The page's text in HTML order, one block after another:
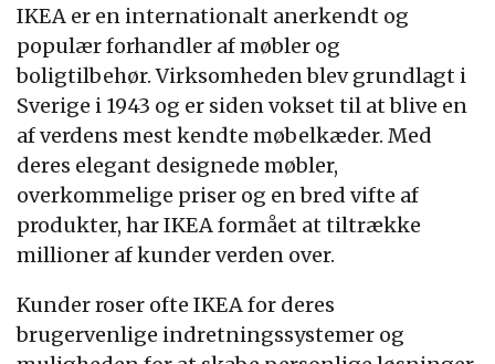
IKEA er en internationalt anerkendt og
populær forhandler af møbler og
boligtilbehør. Virksomheden blev grundlagt i
Sverige i 1943 og er siden vokset til at blive en
af verdens mest kendte møbelkæder. Med
deres elegant designede møbler,
overkommelige priser og en bred vifte af
produkter, har IKEA formået at tiltrække
millioner af kunder verden over.
Kunder roser ofte IKEA for deres
brugervenlige indretningssystemer og